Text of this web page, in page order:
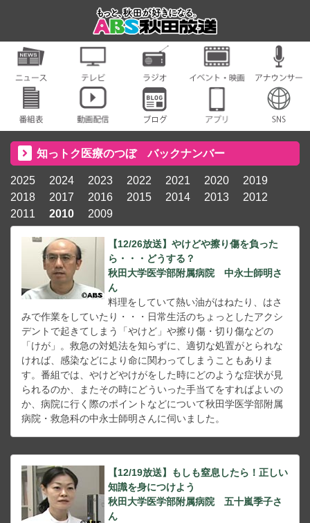
知っトク医療のつぼ バックナンバー
2025 2024 2023 2022 2021 2020
2019
2018
2017 2016 2015 2014 2013
2012
2011
2010 2009
【12/26放送】やけどや擦り傷を負った
ら・・・どうする？
秋田大学医学部附属病院 中永士師明さ
ん
料理をしていて熱い油がはねたり、はさ
みで作業をしていたり・・・日常生活のちょっとしたアクシ
デントで起きてしまう「やけど」や擦り傷・切り傷などの
「けが」。救急の対処法を知らずに、適切な処置がとられな
ければ、感染などにより命に関わってしまうこともありま
す。番組では、やけどやけがをした時にどのような症状が見
られるのか、またその時にどういった手当てをすればよいの
か、病院に行く際のポイントなどについて秋田学医学部附属
病院・救急科の中永士師明さんに伺いました。
【12/19放送】もしも窒息したら！正しい
知識を身につけよう
秋田大学医学部附属病院 五十嵐季子さ
ん